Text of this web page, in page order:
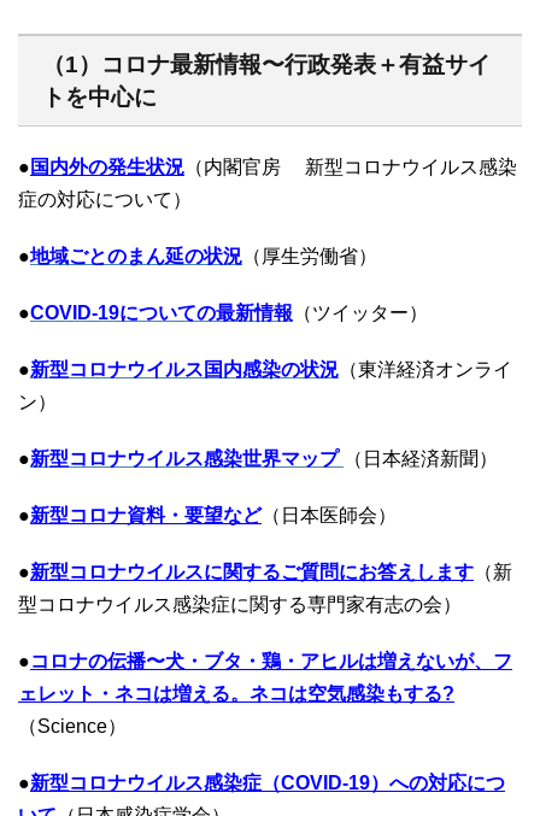
（1）コロナ最新情報〜行政発表＋有益サイ
トを中心に
● 国内外の発生状況 （内閣官房 新型コロナウイルス感染
症の対応について）
●地域ごとのまん延の状況 （厚生労働省）
●COVID-19についての最新情報 （ツイッター）
●新型コロナウイルス国内感染の状況 （東洋経済オンライ
ン）
●新型コロナウイルス感染世界マップ （日本経済新聞）
●新型コロナ資料・要望など（日本医師会）
●新型コロナウイルスに関するご質問にお答えします （新
型コロナウイルス感染症に関する専門家有志の会）
●コロナの伝播〜犬・ブタ・鶏・アヒルは増えないが、フ
ェレット・ネコは増える。ネコは空気感染もする?
（Science）
●新型コロナウイルス感染症（COVID-19）への対応につ